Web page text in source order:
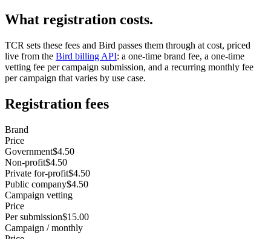
What registration costs.
TCR sets these fees and Bird passes them through at cost, priced
live from the Bird billing API: a one-time brand fee, a one-time
vetting fee per campaign submission, and a recurring monthly fee
per campaign that varies by use case.
Registration fees
Brand
Price
Government$4.50
Non-profit$4.50
Private for-profit$4.50
Public company$4.50
Campaign vetting
Price
Per submission$15.00
Campaign / monthly